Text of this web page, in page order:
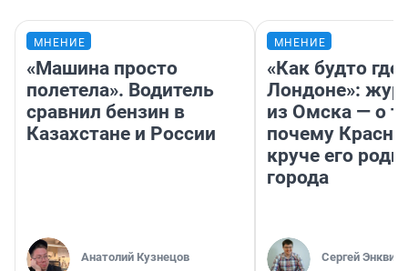
МНЕНИЕ
«Машина просто
полетела». Водитель
сравнил бензин в
Казахстане и России
Анатолий Кузнецов
МНЕНИЕ
«Как будто
Лондоне»:
из Омска — о
почему
круче его
города
Сергей Энквист